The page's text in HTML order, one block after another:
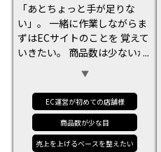
「あとちょっと手が足りな
い」。 一緒に作業しながらま
ずはECサイトのことを 覚えて
いきたい。 商品数は少ないが
プロのデザインを使用した
い。売上アップやページの作
成以外のちょっと手が足りな
い！やECサイト初心者さんに
おすすめ。
EC運営が初めての店舗様
商品数が少な目
売上を上げるベースを整えたい